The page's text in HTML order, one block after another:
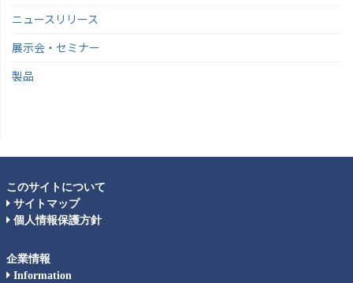
ニュースリリース
展示会・セミナー
製品
このサイトについて
サイトマップ
個人情報保護方針
企業情報
Information